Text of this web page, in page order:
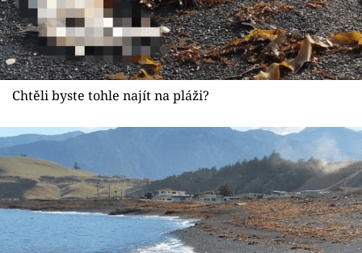
Přihlášení
Sledujte nás
Chtěli byste tohle najít na pláži?